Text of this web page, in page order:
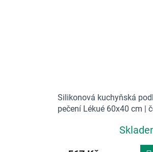
Silikonová kuchyňská
pečení Lékué 60x40 cm |